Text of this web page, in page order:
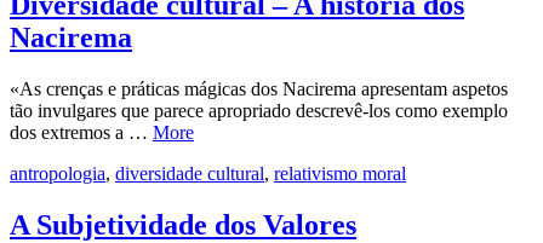
Nacirema
«As crenças e práticas mágicas dos Nacirema apresentam aspetos
tão invulgares que parece apropriado descrevê-los como exemplo
dos extremos a … More
antropologia, diversidade cultural, relativismo moral
A Subjetividade dos Valores